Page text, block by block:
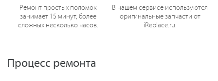
Ремонт простых поломок
занимает 15 минут, более
сложных несколько часов.
В нашем сервисе используются
оригинальные запчасти от
iReplace.ru.
Процесс ремонта